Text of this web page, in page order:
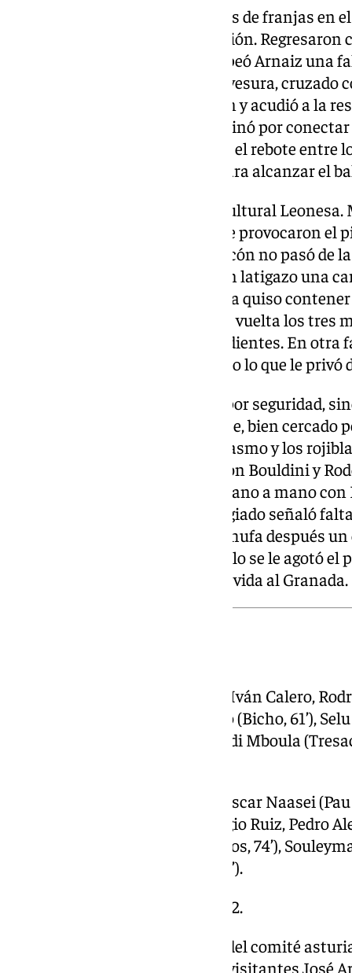
El conformismo se le quedó a los de franjas en
hubiera dado un toque de atención.
aunque el visor empañado. Golpeó Arnaiz una
emprendió Faye la enésima travesura,
su parte, vio fallos en su pelotón y acudió a la
el campo de batalla, lo que terminó por
un giro de cuello, lo que provocó el rebote
le faltó una talla más de bota para alcanzar el
La ansiedad fue agitando a la Cultural
zigzagueo malévolo hasta que le provocaron el
área, pero el golpeo de Luis Chacón no pasó
fue Tresaco, que culminó con un latigazo una
Astralaga para palmear. Pacheta quiso
Casadesús como a Trigueros, de vuelta los tres
su equipo le tocaba apretar los dientes. En otra
muralla, aunque fue el travesaño lo que le privó
Ziganda quemó sus barcos, no por seguridad,
Diego Collado entró amenazante, bien
activaba a los suyos con entusiasmo y los
derramado por la Cultu. Entraron Bouldini y
marroquí se vio pronto en un mano a mano
no pudo celebrar porque el colegiado señaló
Ribeiro. El de Alhendín casi enchufa después
escuadra, atento el meta. Al duelo se le agotó
último pitido de la máquina dio vida al
Édgar Badía; Iván Calero,
Maia Barzic, Roger Hinojo; Yayo (Bicho, 61’),
Pastoriza, 74’), Luis Chacón, Jordi Mboula
Ander Astralaga; Oscar Naasei
Loïc Williams, Baïla Diallo; Sergio Ruiz, Pedro
Sola, José Arnaiz (Manu Trigueros, 74’),
Pascual (Mohamed Bouldini, 86’).
0-1: Jorge Pascual, min. 22.
Miguel González Díaz, del comité
Ribeiro y Barzic, así como a los visitantes José